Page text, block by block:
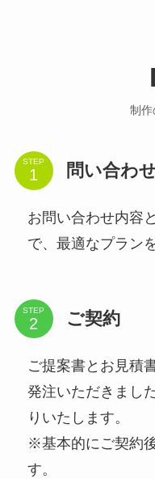
制作
STEP 問い合わ
お問い合わせ内容
で、最適なプラン
STEP ご契約
ご提案書とお見積
発注いただきまし
りいたします。
※基本的にご契約
す。